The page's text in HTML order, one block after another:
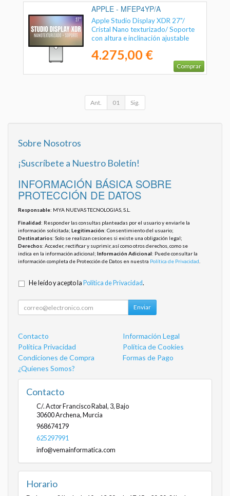
APPLE - MFEP4YP/A
Apple Studio Display XDR 27"/
Cristal Nano texturizado/ Soporte
con altura e inclinación ajustable
4.275,00 €
Comprar
Ant. 01 Sig.
Sobre Nosotros
¡Suscríbete a Nuestro Boletín!
INFORMACIÓN BÁSICA SOBRE
PROTECCIÓN DE DATOS
Responsable: MYA NUEVAS TECNOLOGIAS, S.L.
Finalidad: Responder las consultas planteadas por el usuario y enviarle la
información solicitada; Legitimación: Consentimiento del usuario;
Destinatarios: Solo se realizan cesiones si existe una obligación legal;
Derechos: Acceder, rectificar y suprimir, así como otros derechos, como se
indica en la información adicional; Información Adicional: Puede consultar la
información completa de Protección de Datos en nuestra Política de Privacidad.
He leído y acepto la Política de Privacidad.
Enviar
Contacto
Información Legal
Política Privacidad
Política de Cookies
Condiciones de Compra
Formas de Pago
¿Quienes Somos?
Contacto
C/. Actor Francisco Rabal, 3, Bajo
30600Archena, Murcia
968674179
625297991
info@vemainformatica.com
Horario